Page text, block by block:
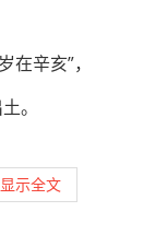
丁巳”，
康六年八月乙卯